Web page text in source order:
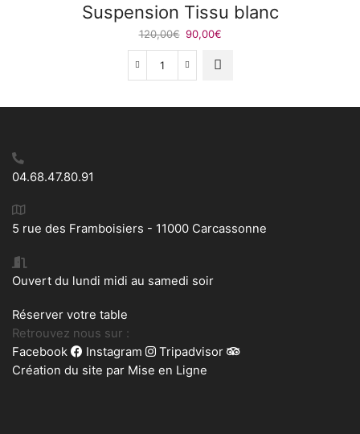
Suspension Tissu blanc
120,00€ Le
prix
initial
était :
90,00€Le
actuel
quantité
04.68.47.80.91
5 rue des Framboisiers - 11000 Carcassonne
Ouvert du lundi midi au samedi soir
Réserver votre table
Retrouvez nous sur :
Facebook
Instagram
Tripadvisor
Création du site par Mise en Ligne